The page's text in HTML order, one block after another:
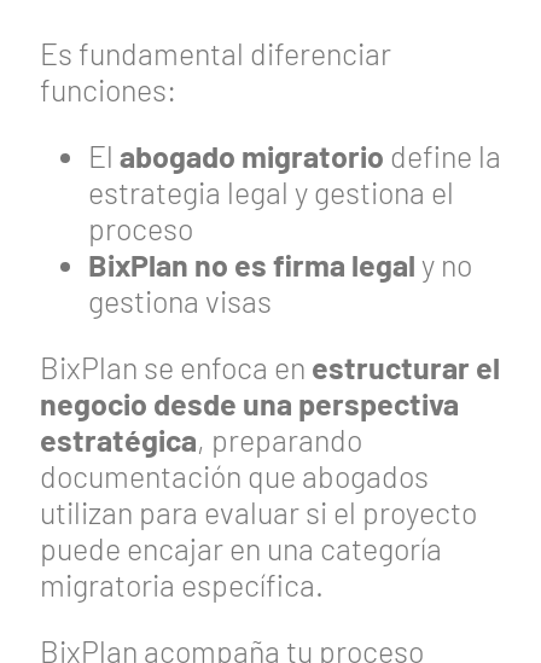
Es fundamental diferenciar
funciones:
El abogado migratorio define la
estrategia legal y gestiona el
proceso
BixPlan no es firma legal y no
gestiona visas
BixPlan se enfoca en estructurar el
negocio desde una perspectiva
estratégica, preparando
documentación que abogados
utilizan para evaluar si el proyecto
puede encajar en una categoría
migratoria específica.
BixPlan acompaña tu proceso